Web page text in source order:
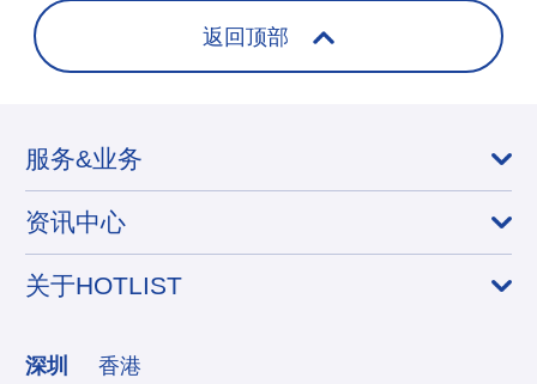
返回顶部
服务&业务
资讯中心
关于HOTLIST
深圳 香港